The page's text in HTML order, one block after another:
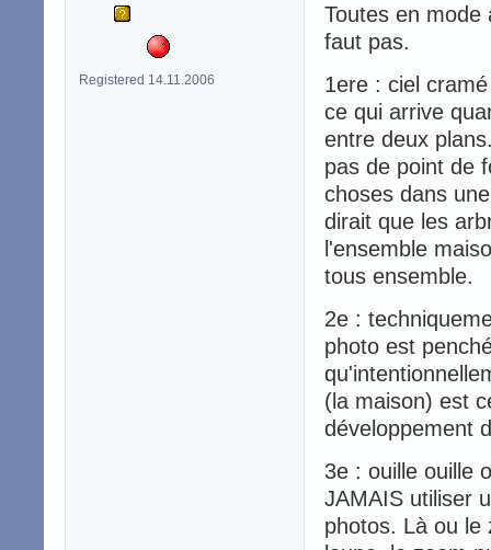
Registered 14.11.2006
Toutes en mode
faut pas.
1ere : ciel
ce qui arrive
entre deux
pas de point de
choses dans
dirait que les
l'ensemble
tous ensemble.
2e :
photo est
(la maison) est
développement
3e : ouille ouille
JAMAIS utiliser
photos. Là ou le